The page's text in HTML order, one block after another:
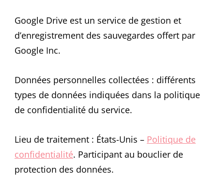
Google Drive est un service de gestion et
d’enregistrement des sauvegardes offert par
Google Inc.
Données personnelles collectées : différents
types de données indiquées dans la politique
de confidentialité du service.
Lieu de traitement : États-Unis – Politique de
confidentialité. Participant au bouclier de
protection des données.